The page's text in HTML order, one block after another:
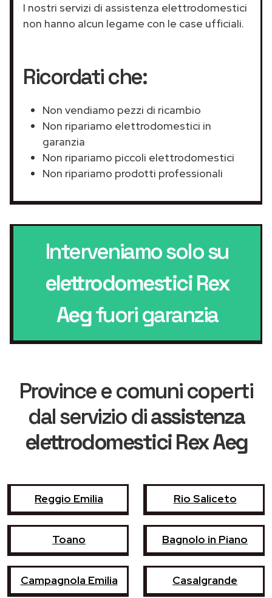
I nostri servizi di assistenza elettrodomestici
non hanno alcun legame con le case ufficiali.
Ricordati che:
Non vendiamo pezzi di ricambio
Non ripariamo elettrodomestici in
garanzia
Non ripariamo piccoli elettrodomestici
Non ripariamo prodotti professionali
Interveniamo solo su
elettrodomestici Rex
Aegfuori garanzia
Province e comuni coperti
dal servizio diassistenza
elettrodomestici Rex Aeg
Reggio Emilia Rio Saliceto
Toano Bagnolo in Piano
Campagnola Emilia Casalgrande